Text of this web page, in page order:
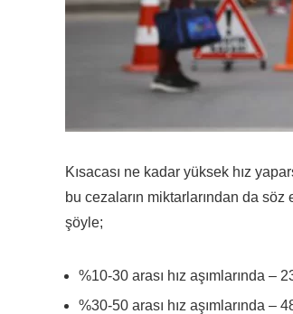
Kısacası ne kadar yüksek hız
bu cezaların miktarlarından da
şöyle;
%10-30 arası hız aşımlarında –
%30-50 arası hız aşımlarında –